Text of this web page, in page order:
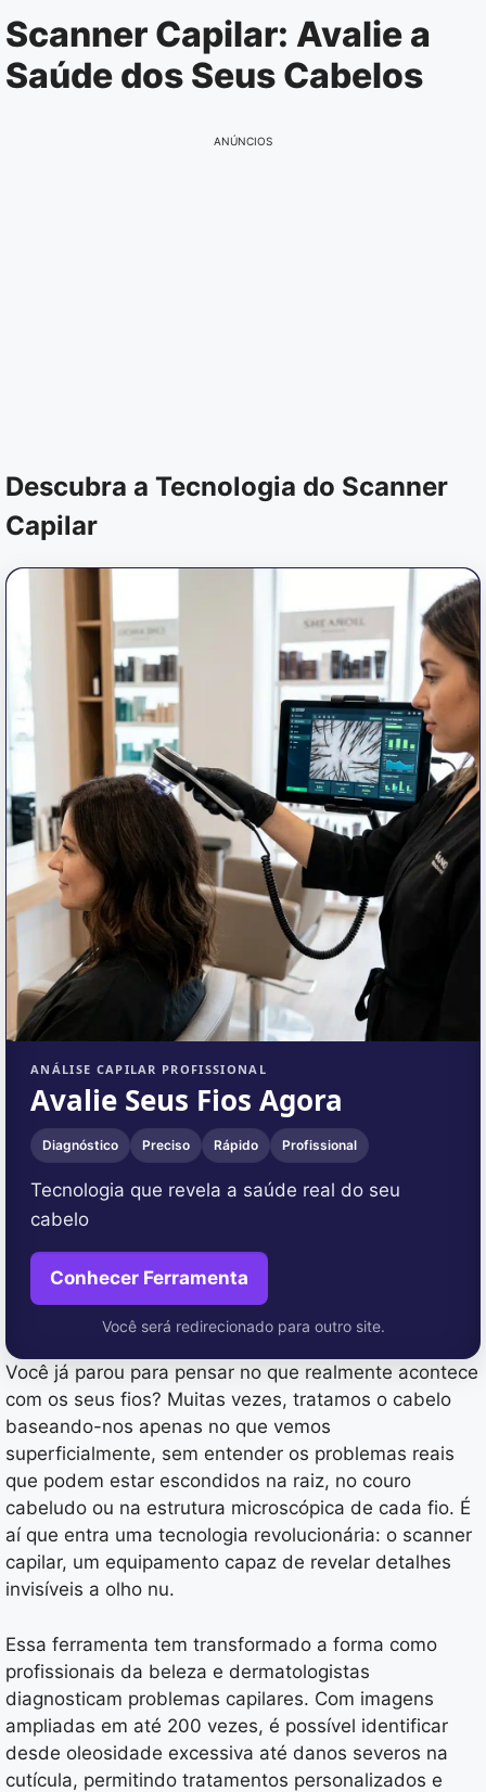
Pular
para
o
Scanner Capilar: Avalie a
Saúde dos Seus Cabelos
ANÚNCIOS
Descubra a Tecnologia do Scanner
Capilar
ANÁLISE CAPILAR PROFISSIONAL
Avalie Seus Fios Agora
Diagnóstico Preciso Rápido Profissional
Tecnologia que revela a saúde real do seu
cabelo
Conhecer Ferramenta
Você será redirecionado para outro site.
Você já parou para pensar no que realmente acontece
com os seus fios? Muitas vezes, tratamos o cabelo
baseando-nos apenas no que vemos
superficialmente, sem entender os problemas reais
que podem estar escondidos na raiz, no couro
cabeludo ou na estrutura microscópica de cada fio. É
aí que entra uma tecnologia revolucionária: o scanner
capilar, um equipamento capaz de revelar detalhes
invisíveis a olho nu.
Essa ferramenta tem transformado a forma como
profissionais da beleza e dermatologistas
diagnosticam problemas capilares. Com imagens
ampliadas em até 200 vezes, é possível identificar
desde oleosidade excessiva até danos severos na
cutícula, permitindo tratamentos personalizados e